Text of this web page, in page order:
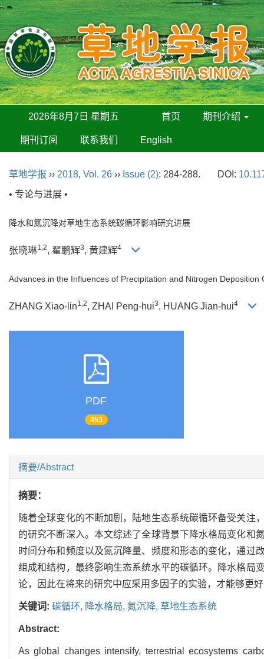
2026年8月7日 星期五 首页 期刊介绍
期刊订阅 联系我们 English
草地学报 ›› 2018, Vol. 26 ›› Issue (2): 284-288. DOI:
• 专论与进展 •
降水和氮沉降对草地生态系统碳循环影响研究进展
张晓琳1,2, 翟鹏辉3, 黄建辉4
Advances in the Influences of Precipitation and Nitrogen
ZHANG Xiao-lin1,2, ZHAI Peng-hui3, HUANG Jian-hui4
PDF
453
摘要/Abstract
摘要：
随着全球变化的不断加剧，陆地生态系统碳循环备受关注
的研究不断深入。本文综述了全球背景下降水格局变化和
时间分布和频度以及氮沉降量、频度和形态的变化，通过
组成和结构，最终影响生态系统水平的碳循环。降水格局
论，因此在将来的研究中应采用多因子的实验，才能够更
关键词: 碳循环, 降水格局, 氮沉降, 草地生态系统
Abstract:
As global changes intensify, terrestrial ecosystems